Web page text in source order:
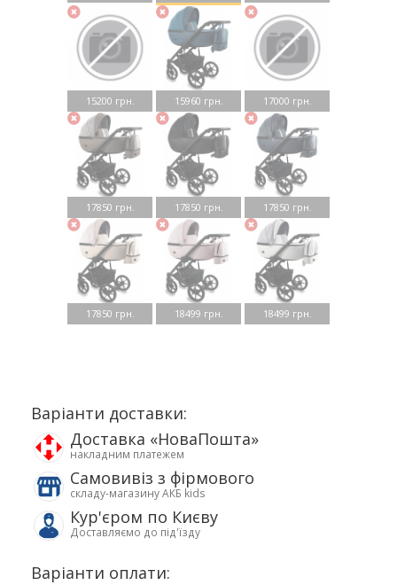
15200 грн. 15960 грн. 17000 грн.
17850 грн. 17850 грн. 17850 грн.
17850 грн. 18499 грн. 18499 грн.
Варіанти доставки:
Доставка «НоваПошта»
накладним платежем
Самовивіз з фірмового
складу-магазину АКБ kids
Кур'єром по Києву
Доставляємо до під'їзду
Варіанти оплати: